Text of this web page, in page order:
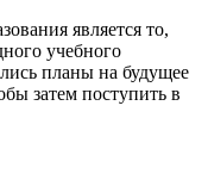
является то,
учебного
планы на будущее
затем поступить в